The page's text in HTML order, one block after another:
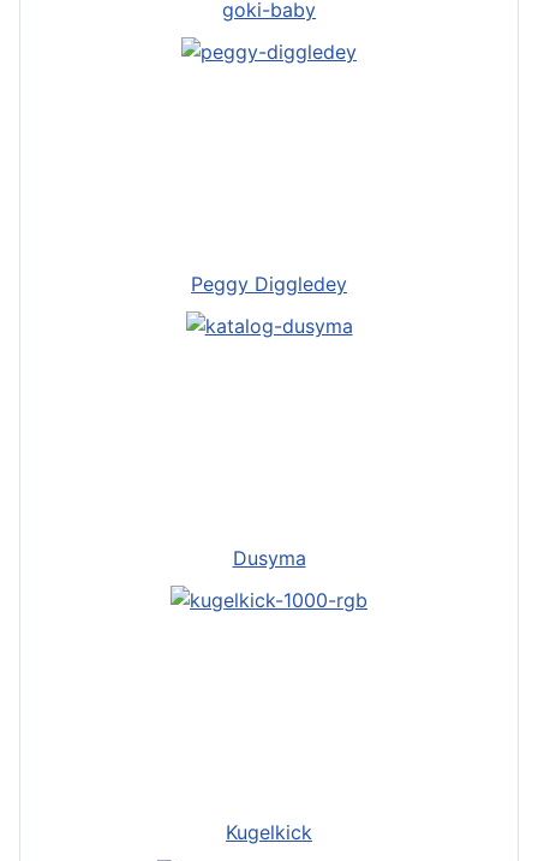
goki-baby
Peggy Diggledey
Dusyma
Kugelkick